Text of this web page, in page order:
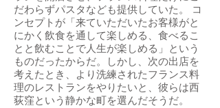
だわらずパスタなども提供していた。 コ
ンセプトが「来ていただいたお客様がと
にかく飲食を通して楽しめる、食べるこ
とと飲むことで人生が楽しめる」という
ものだったからだ。しかし、次の出店を
考えたとき、より洗練されたフランス料
理のレストランをやりたいと、彼らは西
荻窪という静かな町を選んだそうだ。